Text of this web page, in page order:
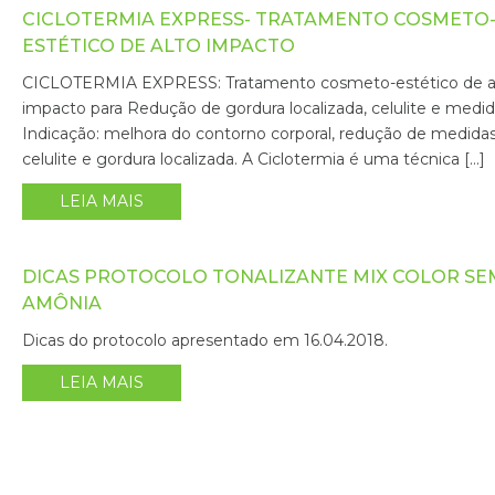
CICLOTERMIA EXPRESS- TRATAMENTO COSMETO-
ESTÉTICO DE ALTO IMPACTO
CICLOTERMIA EXPRESS: Tratamento cosmeto-estético de
impacto para Redução de gordura localizada, celulite e
Indicação: melhora do contorno corporal, redução de
celulite e gordura localizada. A Ciclotermia é uma técnica […]
LEIA MAIS
DICAS PROTOCOLO TONALIZANTE MIX COLOR
AMÔNIA
Dicas do protocolo apresentado em 16.04.2018.
LEIA MAIS